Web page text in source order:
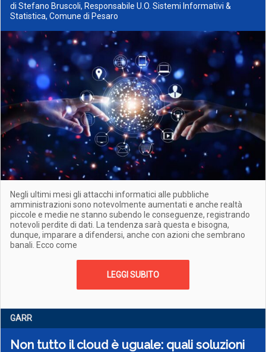
di Stefano Bruscoli, Responsabile U.O. Sistemi Informativi &
Statistica, Comune di Pesaro
Negli ultimi mesi gli attacchi informatici alle pubbliche
amministrazioni sono notevolmente aumentati e anche realtà
piccole e medie ne stanno subendo le conseguenze, registrando
notevoli perdite di dati. La tendenza sarà questa e bisogna,
dunque, imparare a difendersi, anche con azioni che sembrano
banali. Ecco come
LEGGI SUBITO
GARR
Non tutto il cloud è uguale: quali soluzioni